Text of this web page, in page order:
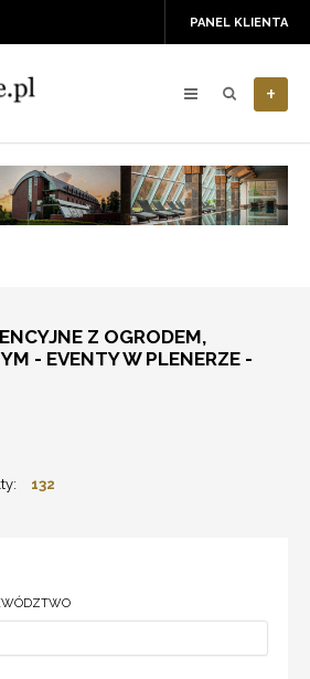
PANEL KLIENTA
+
Z OGRODEM,
- EVENTY W PLENERZE -
132